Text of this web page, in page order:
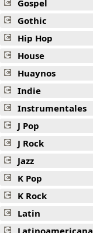
Gospel
Gothic
Hip Hop
House
Huaynos
Indie
Instrumentales
J Pop
J Rock
Jazz
K Pop
K Rock
Latin
Latinoamericana